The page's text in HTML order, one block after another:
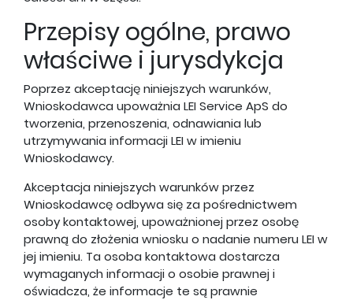
Przepisy ogólne, prawo
właściwe i jurysdykcja
Poprzez akceptację niniejszych warunków,
Wnioskodawca upoważnia LEI Service ApS do
tworzenia, przenoszenia, odnawiania lub
utrzymywania informacji LEI w imieniu
Wnioskodawcy.
Akceptacja niniejszych warunków przez
Wnioskodawcę odbywa się za pośrednictwem
osoby kontaktowej, upoważnionej przez osobę
prawną do złożenia wniosku o nadanie numeru LEI w
jej imieniu. Ta osoba kontaktowa dostarcza
wymaganych informacji o osobie prawnej i
oświadcza, że informacje te są prawnie